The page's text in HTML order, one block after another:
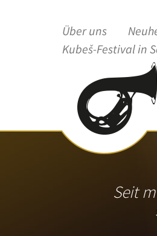
Über uns
Kubeš-Festival in
Seit